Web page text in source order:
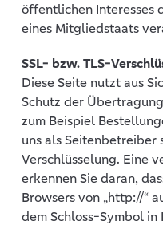
öffentlichen Interesses
eines Mitgliedstaats
SSL- bzw. TLS-
Diese Seite nutzt aus
Schutz der
zum Beispiel
uns als Seitenbetreiber
Verschlüsselung. Eine
erkennen Sie daran,
Browsers von „http://“
dem Schloss-Symbol in